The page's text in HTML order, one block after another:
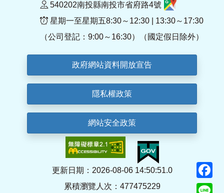
540202南投縣南投市省府路4號
星期一至星期五8:30～12:30 | 13:30～17:30
（公司登記：9:00～16:30）（國定假日除外）
政府網站資料開放宣告
隱私權政策
網站安全政策
更新日期：2026-08-06 14:50:51.0
累積瀏覽人次：477475229